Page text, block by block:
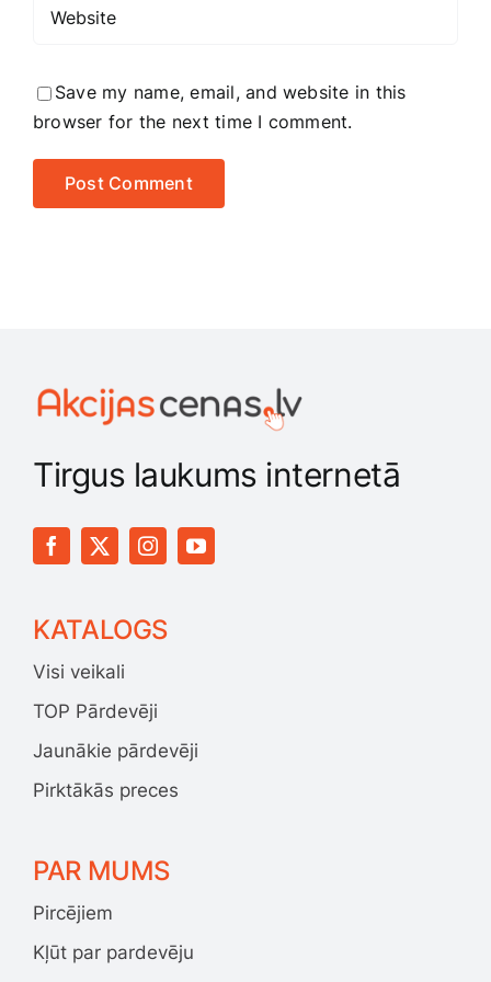
Save my name, email, and website in this
browser for the next time I comment.
Tirgus laukums internetā
KATALOGS
Visi veikali
TOP Pārdevēji
Jaunākie pārdevēji
Pirktākās preces
PAR MUMS
Pircējiem
Kļūt par pardevēju